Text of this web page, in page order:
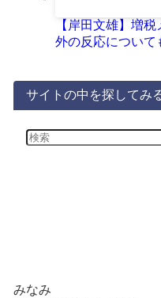
【岸田文雄】増
外の反応について
サイトの中を探してみ
みなみ